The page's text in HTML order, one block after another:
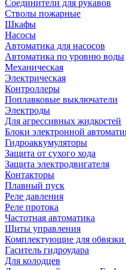
Соединители для рукавов
Стволы пожарные
Шкафы
Насосы
Автоматика для насосов
Автоматика по уровню воды
Механическая
Электрическая
Контроллеры
Поплавковые выключатели
Электроды
Для агрессивных жидкостей
Блоки электронной
Гидроаккумуляторы
Защита от сухого хода
Защита электродвигателя
Контакторы
Плавный пуск
Реле давления
Реле протока
Частотная автоматика
Щиты управления
Комплектующие для обвязки
Гаситель гидроудара
Для колодцев